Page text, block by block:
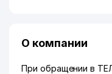
О компании
При обращении в